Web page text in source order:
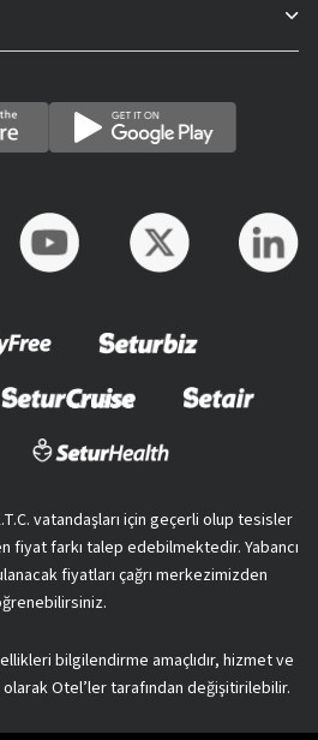
vatandaşları için geçerli olup tesisler
fiyat farkı talep edebilmektedir. Yabancı
fiyatları çağrı merkezimizden
bilgilendirme amaçlıdır, hizmet ve
Otel’ler tarafından değişitirilebilir.